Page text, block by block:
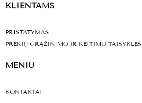
KLIENTAMS
PRISTATYMAS
PREKIŲ GRĄŽINIMO IR KEITIMO TAISYKLĖS
MENIU
KONTAKTAI